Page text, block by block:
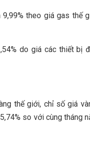
theo giá gas thế
do giá các thiết bị
thế giới, chỉ số giá
so với cùng tháng